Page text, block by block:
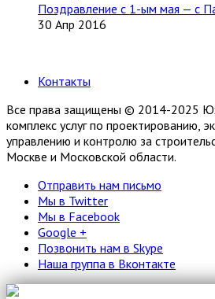
Поздравление с 1-ым мая — с
30 Апр 2016
Контакты
Все права защищены © 2014-2025
комплекс услуг по проектированию,
управлению и контролю за
Москве и Московской области.
Отправить нам письмо
Мы в Twitter
Мы в Facebook
Google +
Позвонить нам в Skype
Наша группа в Вконтакте